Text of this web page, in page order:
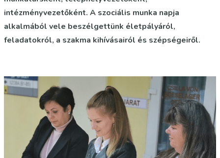
intézményvezetőként. A szociális munka napja
alkalmából vele beszélgettünk életpályáról,
feladatokról, a szakma kihívásairól és szépségeiről.